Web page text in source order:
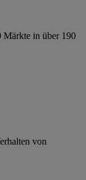
Märkte in über 190
von